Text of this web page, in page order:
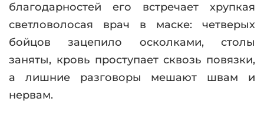
благодарностей его встречает хрупкая
светловолосая врач в маске: четверых
бойцов зацепило осколками, столы
заняты, кровь проступает сквозь повязки,
а лишние разговоры мешают швам и
нервам.